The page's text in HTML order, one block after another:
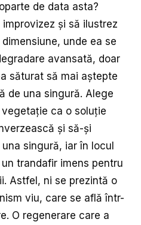
de data asta?
și să ilustrez
unde ea se
avansată, doar
săturat să mai aștepte
de una singură. Alege
ca o soluție
și să-și
singură, iar în locul
trandafir imens pentru
Astfel, ni se prezintă o
viu, care se află într-
O regenerare care a